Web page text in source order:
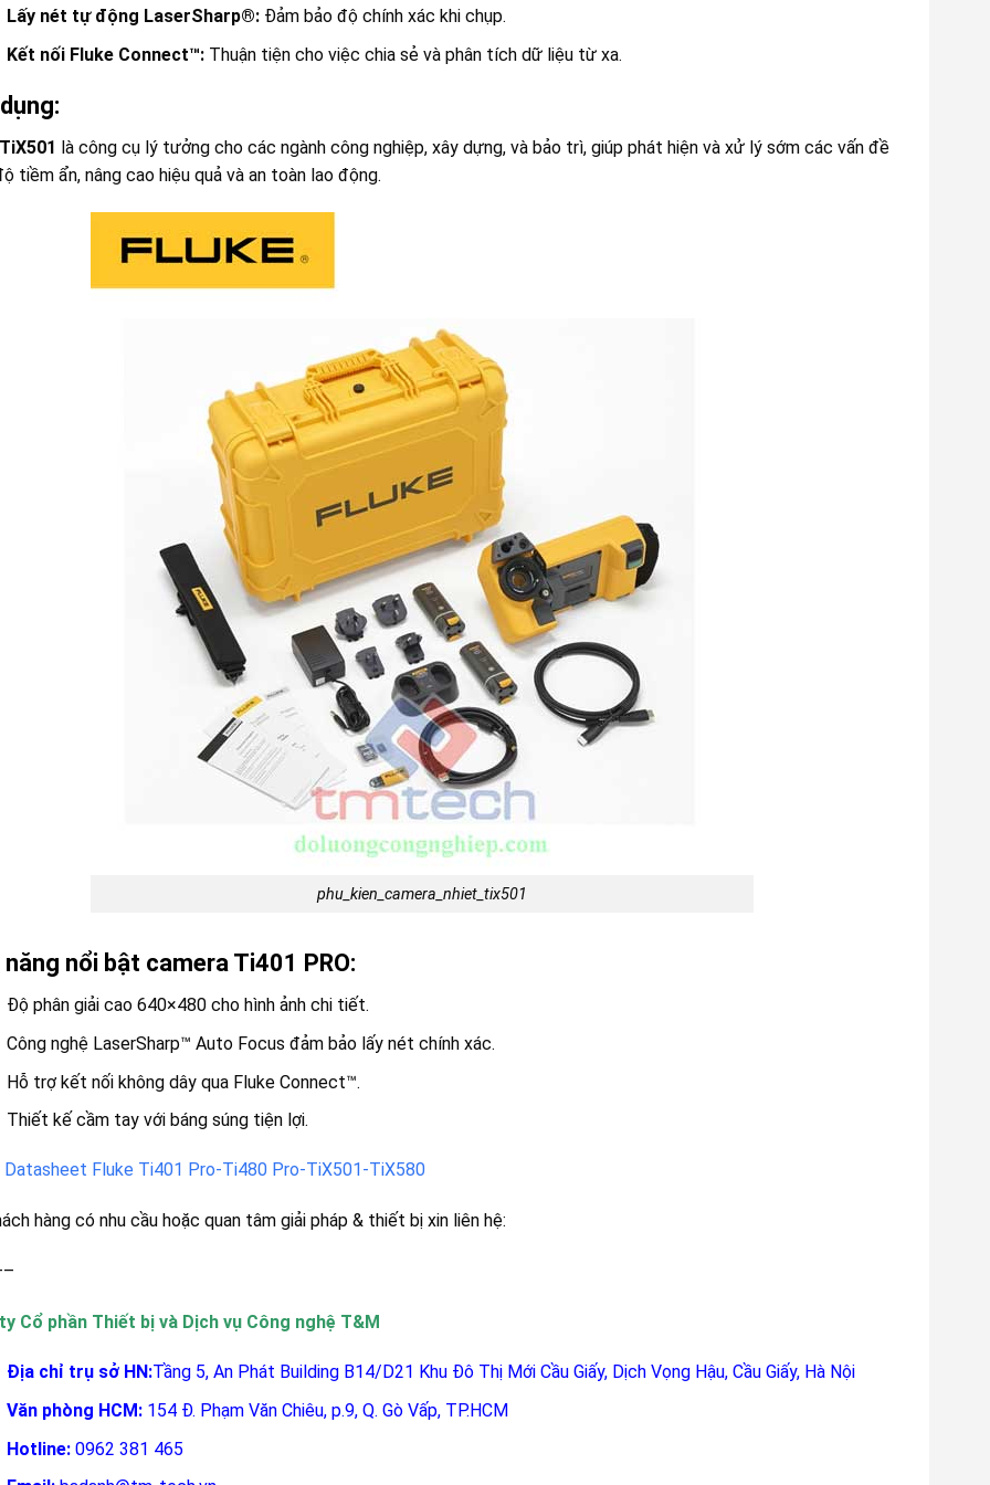
Lấy nét tự động LaserSharp®:Đảm bảo độ chính xác khi chụp.
Kết nối Fluke Connect™:Thuận tiện cho việc chia sẻ và phân tích dữ liệu từ xa.
là công cụ lý tưởng cho các ngành công nghiệp, xây dựng, và bảo trì, giúp phát hiện và xử lý sớm các vấn đề
tiềm ẩn, nâng cao hiệu quả và an toàn lao động.
phu_kien_camera_nhiet_tix501
nổi bật camera Ti401 PRO:
Độ phân giải cao 640×480 cho hình ảnh chi tiết.
Công nghệ LaserSharp™ Auto Focus đảm bảo lấy nét chính xác.
Hỗ trợ kết nối không dây qua Fluke Connect™.
Thiết kế cầm tay với báng súng tiện lợi.
Datasheet Fluke Ti401 Pro-Ti480 Pro-TiX501-TiX580
hàng có nhu cầu hoặc quan tâm giải pháp & thiết bị xin liên hệ:
Cổ phần Thiết bị và Dịch vụ Công nghệ T&M
Địa chỉ trụ sở HN:Tầng 5, An Phát Building B14/D21 Khu Đô Thị Mới Cầu Giấy, Dịch Vọng Hậu, Cầu Giấy, Hà Nội
Văn phòng HCM:154 Đ. Phạm Văn Chiêu, p.9, Q. Gò Vấp, TP.HCM
Hotline: 0962 381 465